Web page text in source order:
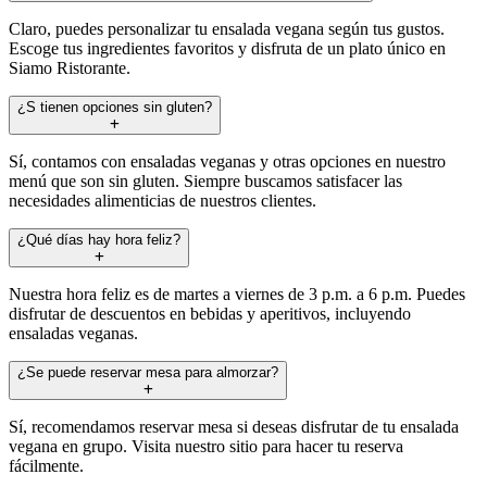
Claro, puedes personalizar tu ensalada vegana según tus gustos.
Escoge tus ingredientes favoritos y disfruta de un plato único en
Siamo Ristorante.
¿S tienen opciones sin gluten?
Sí, contamos con ensaladas veganas y otras opciones en nuestro
menú que son sin gluten. Siempre buscamos satisfacer las
necesidades alimenticias de nuestros clientes.
¿Qué días hay hora feliz?
Nuestra hora feliz es de martes a viernes de 3 p.m. a 6 p.m. Puedes
disfrutar de descuentos en bebidas y aperitivos, incluyendo
ensaladas veganas.
¿Se puede reservar mesa para almorzar?
Sí, recomendamos reservar mesa si deseas disfrutar de tu ensalada
vegana en grupo. Visita nuestro sitio para hacer tu reserva
fácilmente.